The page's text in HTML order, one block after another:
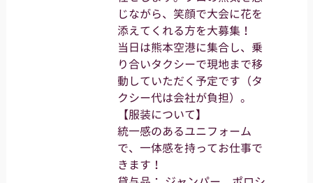
じながら、笑顔で大会に花を
添えてくれる方を大募集！
当日は熊本空港に集合し、乗
り合いタクシーで現地まで移
動していただく予定です（タ
クシー代は会社が負担）。
【服装について】
統一感のあるユニフォーム
で、一体感を持ってお仕事で
きます！